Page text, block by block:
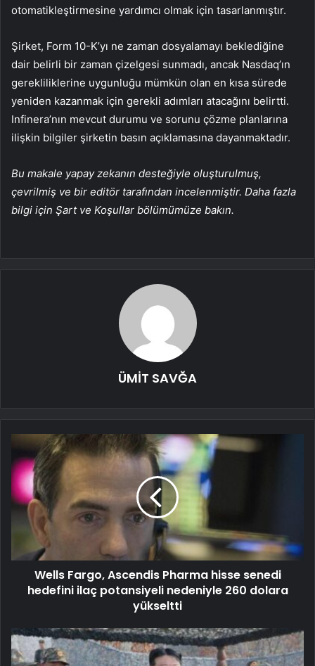
otomatikleştirmesine yardımcı olmak için tasarlanmıştır.
Şirket, Form 10-K’yı ne zaman dosyalamayı beklediğine
dair belirli bir zaman çizelgesi sunmadı, ancak Nasdaq’ın
gerekliliklerine uygunluğu mümkün olan en kısa sürede
yeniden kazanmak için gerekli adımları atacağını belirtti.
Infinera’nın mevcut durumu ve sorunu çözme planlarına
ilişkin bilgiler şirketin basın açıklamasına dayanmaktadır.
Bu makale yapay zekanın desteğiyle oluşturulmuş,
çevrilmiş ve bir editör tarafından incelenmiştir. Daha fazla
bilgi için Şart ve Koşullar bölümümüze bakın.
ÜMİT SAVĞA
Wells Fargo, Ascendis Pharma hisse senedi
hedefini ilaç potansiyeli nedeniyle 260 dolara
yükseltti